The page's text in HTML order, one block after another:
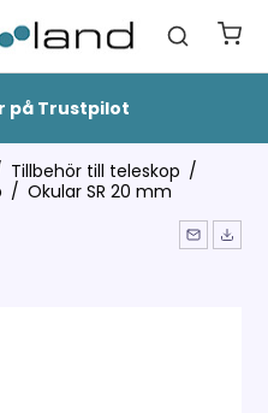
på Trustpilot
Tillbehör till teleskop /
/ Okular SR 20 mm